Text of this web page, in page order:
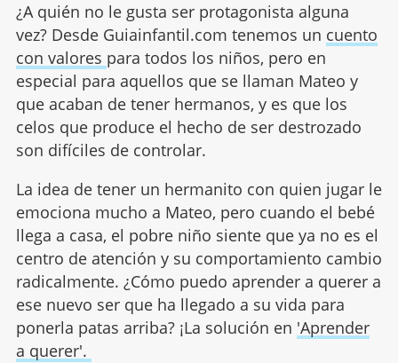
¿A quién no le gusta ser protagonista alguna
vez? Desde Guiainfantil.com tenemos un cuento
con valores para todos los niños, pero en
especial para aquellos que se llaman Mateo y
que acaban de tener hermanos, y es que los
celos que produce el hecho de ser destrozado
son difíciles de controlar.
La idea de tener un hermanito con quien jugar le
emociona mucho a Mateo, pero cuando el bebé
llega a casa, el pobre niño siente que ya no es el
centro de atención y su comportamiento cambio
radicalmente. ¿Cómo puedo aprender a querer a
ese nuevo ser que ha llegado a su vida para
ponerla patas arriba? ¡La solución en 'Aprender
a querer'.